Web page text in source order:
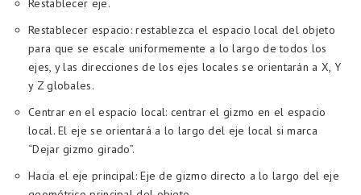
Restablecer eje.
Restablecer espacio: restablezca el espacio local del objeto
para que se escale uniformemente a lo largo de todos los
ejes, y las direcciones de los ejes locales se orientarán a X, Y
y Z globales.
Centrar en el espacio local: centrar el gizmo en el espacio
local. El eje se orientará a lo largo del eje local si marca
“Dejar gizmo girado”.
Hacia el eje principal: Eje de gizmo directo a lo largo del eje